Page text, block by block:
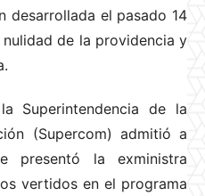
desarrollada el pasado 14
de la providencia y
Superintendencia de la
(Supercom) admitió a
presentó la exministra
vertidos en el programa